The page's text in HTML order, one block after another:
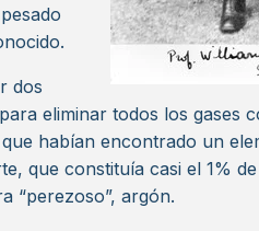
dos
eliminar todos los gases
habían encontrado un
que constituía casi el 1%
“perezoso”, argón.